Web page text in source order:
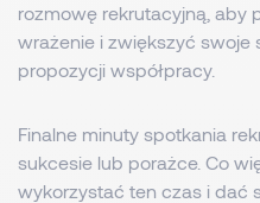
rozmowę rekrutacyjną, aby
wrażenie i zwiększyć swoje
propozycji współpracy.
Finalne minuty spotkania
sukcesie lub porażce. Co
wykorzystać ten czas i dać